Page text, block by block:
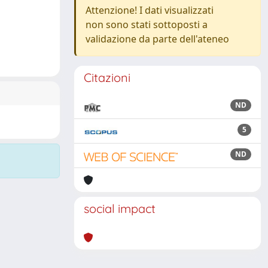
Attenzione! I dati visualizzati
non sono stati sottoposti a
validazione da parte dell'ateneo
Citazioni
ND
5
ND
social impact